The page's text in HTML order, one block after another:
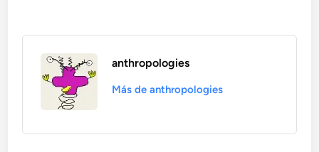
anthropologies
Más de anthropologies